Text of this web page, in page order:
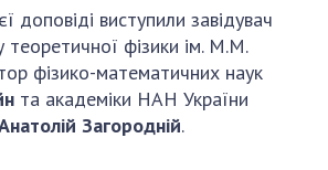
доповіді виступили завідувач
теоретичної фізики ім. М.М.
фізико-математичних наук
та академіки НАН України
Загородній.